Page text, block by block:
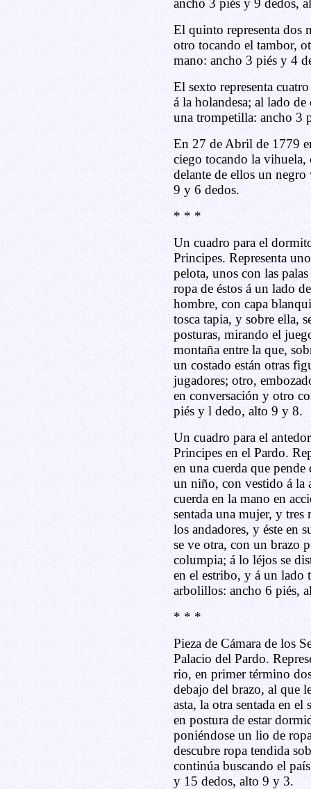
ancho 3 piés y 9 dedos,
El quinto representa dos
otro tocando el tambor,
mano: ancho 3 piés y 4
El sexto representa
á la holandesa; al lado
una trompetilla: ancho 3
En 27 de Abril de 1779
ciego tocando la vihuela,
delante de ellos un
9 y 6 dedos.
* * *
Un cuadro para el
Principes. Representa
pelota, unos con las
ropa de éstos á un lado
hombre, con capa
tosca tapia, y sobre ella,
posturas, mirando el
montaña entre la que,
un costado están otras
jugadores; otro,
en conversación y otro
piés y l dedo, alto 9 y 8.
Un cuadro para el
Principes en el Pardo.
en una cuerda que
un niño, con vestido á la
cuerda en la mano en
sentada una mujer, y
los andadores, y éste en
se ve otra, con un brazo
columpia; á lo léjos se
en el estribo, y á un lado
arbolillos: ancho 6 piés,
* * *
Pieza de Cámara de los
Palacio del Pardo.
rio, en primer término
debajo del brazo, al que
asta, la otra sentada en el
en postura de estar
poniéndose un lio de
descubre ropa tendida
continúa buscando el
y 15 dedos, alto 9 y 3.